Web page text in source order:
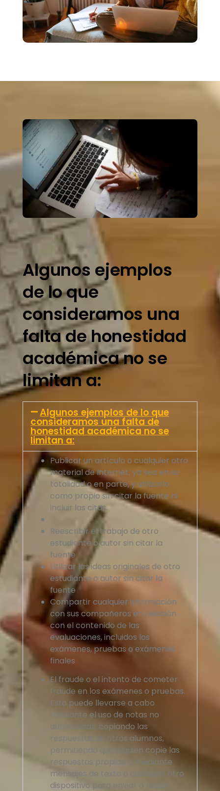
Algunos ejemplos
de lo que
consideramos una
falta de honestidad
académica no se
limitan a:
Algunos ejemplos de lo que
consideramos una falta de
honestidad académica no se
limitan a:
Publicar un artículo o cualquier otro
material de Internet, ya sea en su
totalidad o en parte, y utilizarlo
como propio sin citar la fuente ni
incluir las citas.
Reescribir el trabajo de otro
estudiante o autor sin citar la
fuente
Utilizar las ideas originales de otro
estudiante o autor sin citar la
fuente
Compartir cualquier información
con sus compañeros en relación
con el contenido de las
evaluaciones, incluidos los
exámenes, pruebas o exámenes
finales
El fraude o el intento de cometer
fraude en los exámenes o pruebas.
Esto puede llevarse a cabo
mediante el uso de notas no
autorizadas, copiando las
respuestas de otros alumnos,
permitiendo que alguien copie las
respuestas propias, o mediante
mensajes de texto o cualquier otro
dispositivo para enviar o recibir